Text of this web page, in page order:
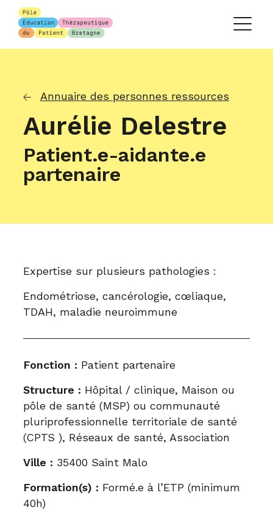
Annuaire des personnes ressources
Aurélie Delestre
Patient.e-aidante.e
partenaire
Expertise sur plusieurs pathologies :
Endométriose, cancérologie, cœliaque,
TDAH, maladie neuroimmune
Fonction : Patient partenaire
Structure : Hôpital / clinique, Maison ou
pôle de santé (MSP) ou communauté
pluriprofessionnelle territoriale de santé
(CPTS ), Réseaux de santé, Association
Ville : 35400 Saint Malo
Formation(s) : Formé.e à l’ETP (minimum
40h)